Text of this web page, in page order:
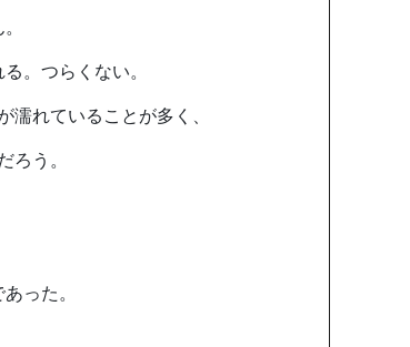
。つらくない。
れていることが多く、
ろう。
った。